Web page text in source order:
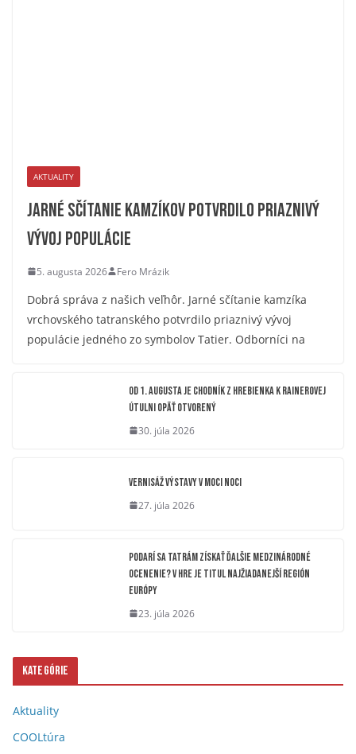
AKTUALITY
Jarné sčítanie kamzíkov potvrdilo priaznivý
vývoj populácie
5. augusta 2026 Fero Mrázik
Dobrá správa z našich veľhôr. Jarné sčítanie kamzíka
vrchovského tatranského potvrdilo priaznivý vývoj
populácie jedného zo symbolov Tatier. Odborníci na
OD 1. AUGUSTA JE CHODNÍK Z HREBIENKA K RAINEROVEJ
ÚTULNI OPÄŤ OTVORENÝ
30. júla 2026
Vernisáž výstavy V moci noci
27. júla 2026
Podarí sa Tatrám získať ďalšie medzinárodné
ocenenie? V hre je titul Najžiadanejší región
Európy
23. júla 2026
Kategórie
Aktuality
COOLtúra